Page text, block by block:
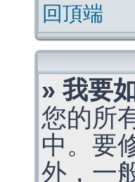
回頂端
» 我要
您的所
中。要
外，一